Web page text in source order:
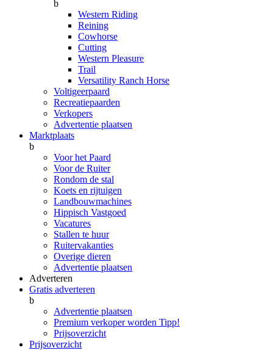
b
Western Riding
Reining
Cowhorse
Cutting
Western Pleasure
Trail
Versatility Ranch Horse
Voltigeerpaard
Recreatiepaarden
Verkopers
Advertentie plaatsen
Marktplaats
b
Voor het Paard
Voor de Ruiter
Rondom de stal
Koets en rijtuigen
Landbouwmachines
Hippisch Vastgoed
Vacatures
Stallen te huur
Ruitervakanties
Overige dieren
Advertentie plaatsen
Adverteren
Gratis adverteren
b
Advertentie plaatsen
Premium verkoper worden Tipp!
Prijsoverzicht
Prijsoverzicht